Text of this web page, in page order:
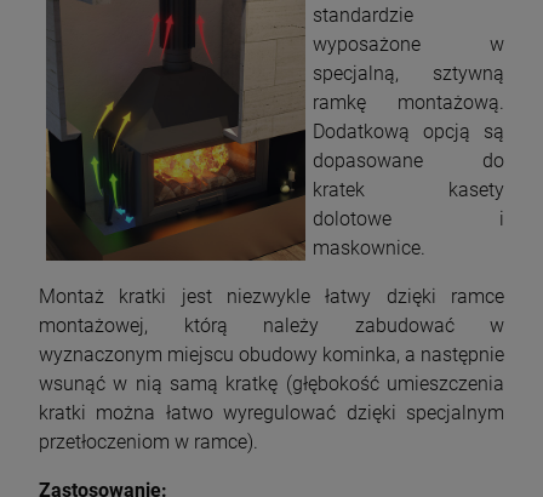
standardzie
wyposażone w
specjalną, sztywną
ramkę montażową.
Dodatkową opcją są
dopasowane do
kratek kasety
dolotowe i
maskownice.
Montaż kratki jest niezwykle łatwy dzięki ramce
montażowej, którą należy zabudować w
wyznaczonym miejscu obudowy kominka, a następnie
wsunąć w nią samą kratkę (głębokość umieszczenia
kratki można łatwo wyregulować dzięki specjalnym
przetłoczeniom w ramce).
Zastosowanie: